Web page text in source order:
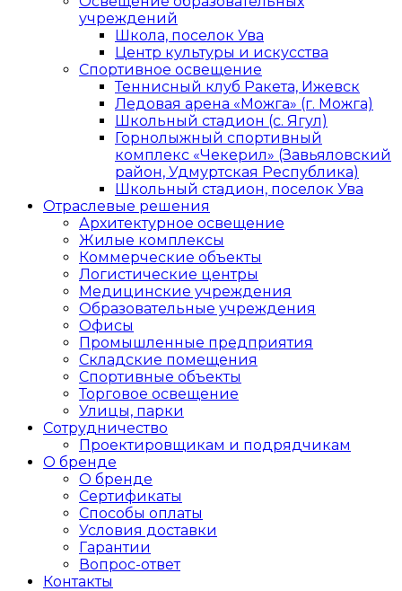
учреждений
Школа, поселок Ува
Центр культуры и искусства
Спортивное освещение
Теннисный клуб Ракета, Ижевск
Ледовая арена «Можга» (г. Можга)
Школьный стадион (с. Ягул)
Горнолыжный спортивный
комплекс «Чекерил» (Завьяловский
район, Удмуртская Республика)
Школьный стадион, поселок Ува
Отраслевые решения
Архитектурное освещение
Жилые комплексы
Коммерческие объекты
Логистические центры
Медицинские учреждения
Образовательные учреждения
Офисы
Промышленные предприятия
Складские помещения
Спортивные объекты
Торговое освещение
Улицы, парки
Сотрудничество
Проектировщикам и подрядчикам
О бренде
О бренде
Сертификаты
Способы оплаты
Условия доставки
Гарантии
Вопрос-ответ
Контакты